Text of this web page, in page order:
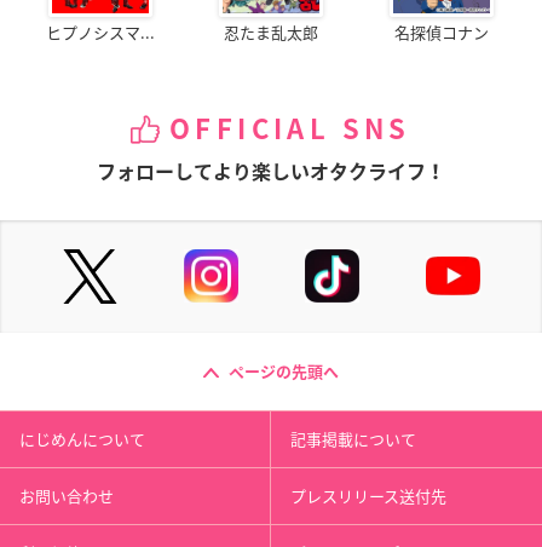
ヒプノシスマ... 忍たま乱太郎 名探偵コナン
OFFICIAL SNS
フォローしてより楽しいオタクライフ！
ページの先頭へ
にじめんについて 記事掲載について
お問い合わせ プレスリリース送付先